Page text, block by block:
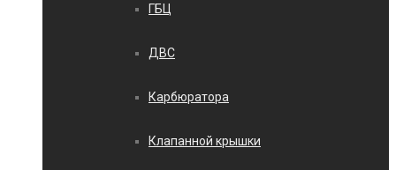
ГБЦ
ДВС
Карбюратора
Клапанной крышки